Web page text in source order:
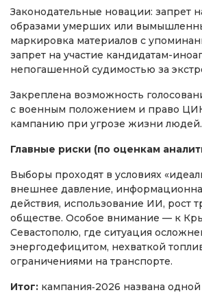
Законодательные новации: запрет
образами умерших или
маркировка материалов с
запрет на участие кандидатам-
непогашенной судимостью за
Закреплена возможность
с военным положением и право
кампанию при угрозе жизни людей.
Главные риски (по оценкам
Выборы проходят в условиях
внешнее давление,
действия, использование ИИ, рост
обществе. Особое внимание — к
Севастополю, где ситуация
энергодефицитом, нехваткой
ограничениями на транспорте.
Итог: кампания‑2026 названа